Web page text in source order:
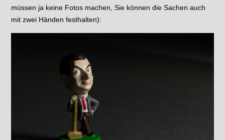
müssen ja keine Fotos machen, Sie können die Sachen auch
mit zwei Händen festhalten):